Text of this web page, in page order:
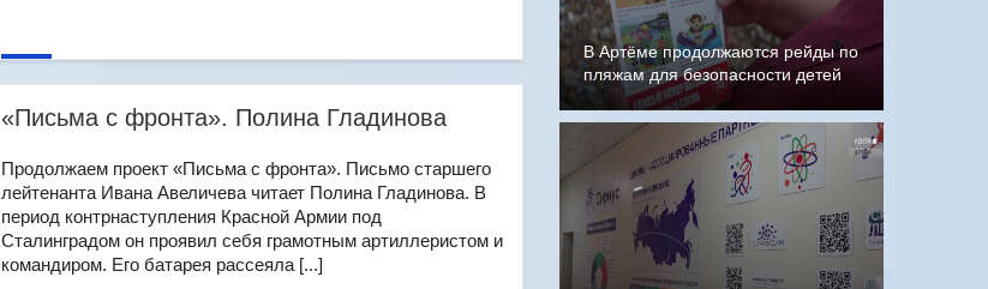
«Письма с фронта». Полина Гладинова
Продолжаем проект «Письма с фронта». Письмо старшего
лейтенанта Ивана Авеличева читает Полина Гладинова. В
период контрнаступления Красной Армии под
Сталинградом он проявил себя грамотным артиллеристом и
командиром. Его батарея рассеяла [...]
В Артёме продолжаются рейды по
пляжам для безопасности детей